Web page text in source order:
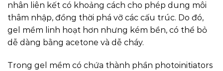
nhân liên kết có khoảng cách cho phép dung môi
thâm nhập, đồng thời phá vỡ các cấu trúc. Do đó,
gel mềm linh hoạt hơn nhưng kém bền, có thể bỏ
dễ dàng bằng acetone và dễ cháy.
Trong gel mềm có chứa thành phần photoinitiators